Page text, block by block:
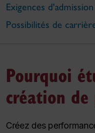
Exigences d'admission
Possibilités de
Pourquoi
création de
Créez des